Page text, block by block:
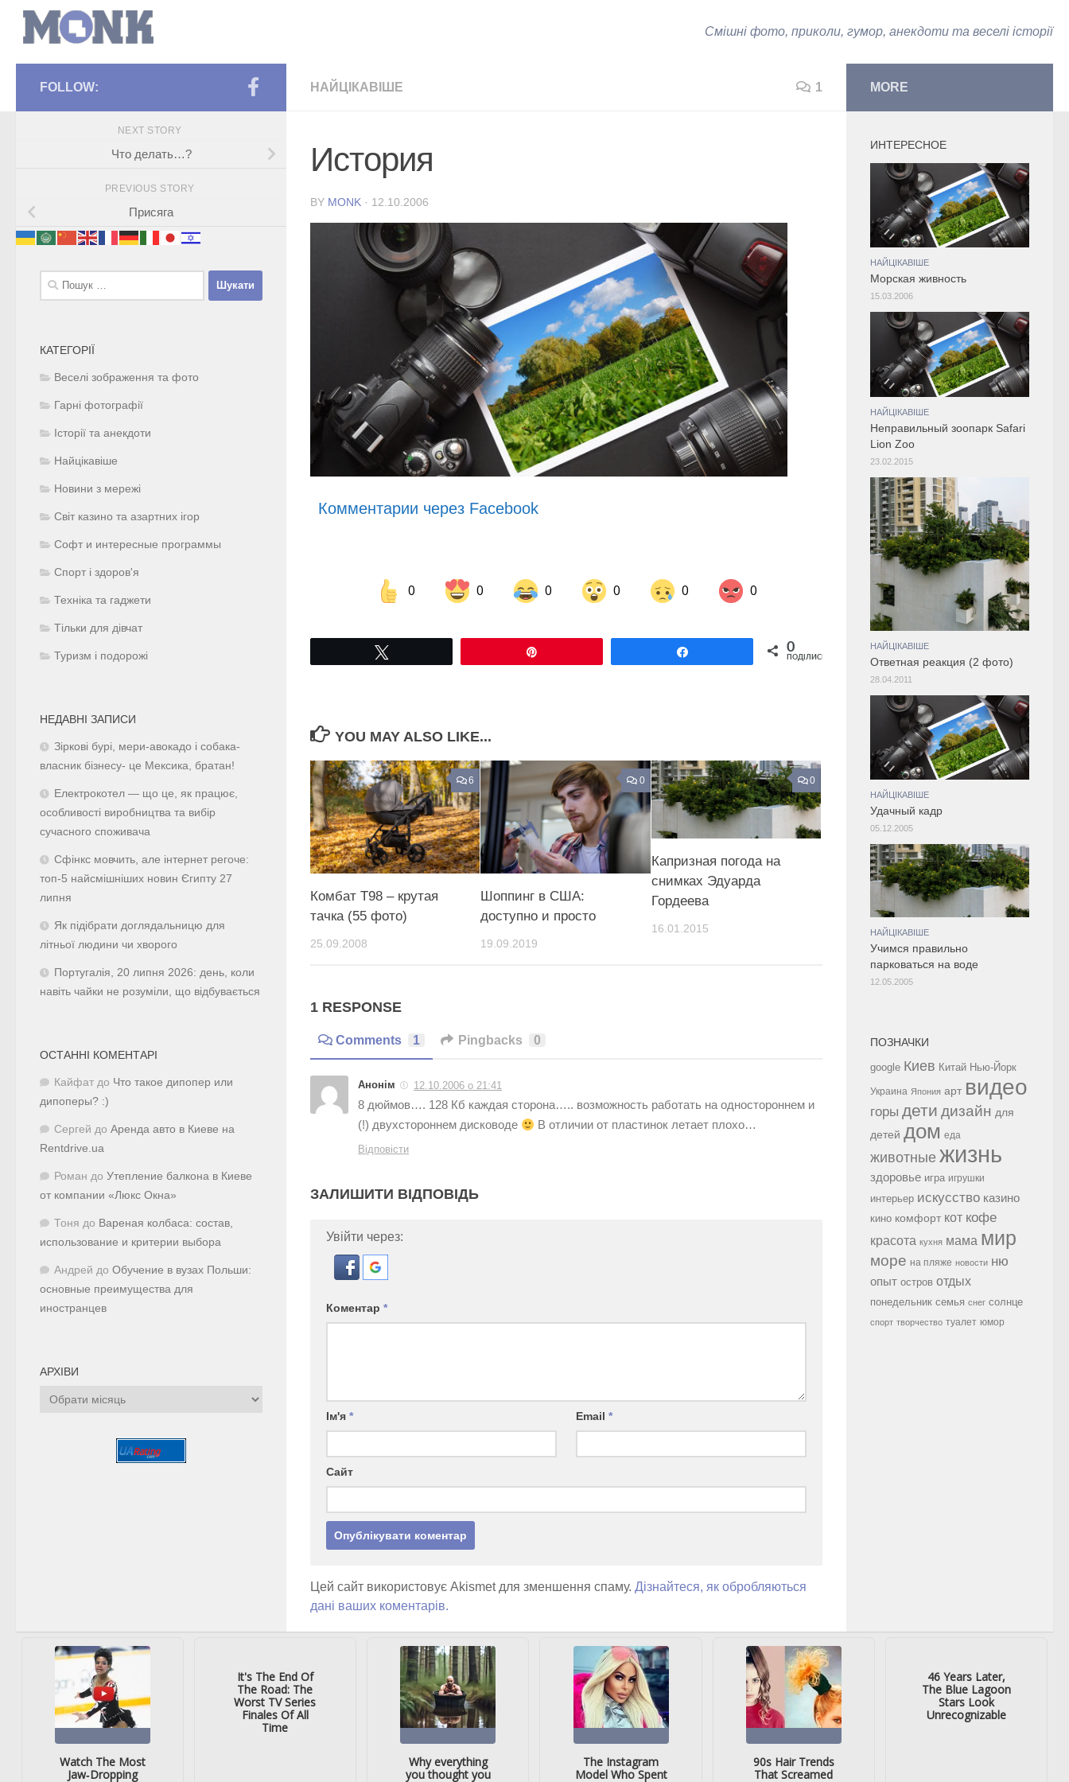
Смішні фото, приколи, гумор, анекдоти та веселі історії
НАЙЦІКАВІШЕ 1
История
BY MONK · 12.10.2006
Комментарии через Facebook
0 0 0 0 0 0
Share on Facebook Share on LinkedIn Share on Twitter 0
ПОДІЛИСЬ
YOU MAY ALSO LIKE...
6
Комбат Т98 – крутая
тачка (55 фото)
25.09.2008
0
Шоппинг в США:
доступно и просто
19.09.2019
0
Капризная погода на
снимках Эдуарда
Гордеева
16.01.2015
1 RESPONSE
Comments 1 Pingbacks 0
Анонім 12.10.2006 о 21:41
8 дюймов…. 128 Кб каждая сторона….. возможность работать на одностороннем и
(!) двухстороннем дисководе
В отличии от пластинок летает плохо…
Відповісти
ЗАЛИШИТИ ВІДПОВІДЬ
Увійти через:
Коментар *
Ім'я * Email*
Сайт
Цей сайт використовує Akismet для зменшення спаму. Дізнайтеся, як обробляються
дані ваших коментарів.
FOLLOW:
NEXT STORY
Что делать…?
PREVIOUS STORY
Присяга
Пошук:
КАТЕГОРІЇ
Веселі зображення та фото
Гарні фотографії
Історії та анекдоти
Найцікавіше
Новини з мережі
Світ казино та азартних ігор
Софт и интересные программы
Спорт і здоров'я
Техніка та гаджети
Тільки для дівчат
Туризм і подорожі
НЕДАВНІ ЗАПИСИ
Зіркові бурі, мери-авокадо і собака-
власник бізнесу- це Мексика, братан!
Електрокотел — що це, як працює,
особливості виробництва та вибір
сучасного споживача
Сфінкс мовчить, але інтернет регоче:
топ-5 найсмішніших новин Єгипту 27
липня
Як підібрати доглядальницю для
літньої людини чи хворого
Португалія, 20 липня 2026: день, коли
навіть чайки не розуміли, що відбувається
ОСТАННІ КОМЕНТАРІ
Кайфат до Что такое дипопер или
дипоперы? :)
Сергей до Аренда авто в Киеве на
Rentdrive.ua
Роман до Утепление балкона в Киеве
от компании «Люкс Окна»
Тоня до Вареная колбаса: состав,
использование и критерии выбора
Андрей до Обучение в вузах Польши:
основные преимущества для
иностранцев
АРХІВИ
Архіви
MORE
ИНТЕРЕСНОЕ
НАЙЦІКАВІШЕ
Морская живность
15.03.2006
НАЙЦІКАВІШЕ
Неправильный зоопарк Safari
Lion Zoo
23.02.2015
НАЙЦІКАВІШЕ
Ответная реакция (2 фото)
28.04.2011
НАЙЦІКАВІШЕ
Удачный кадр
05.12.2005
НАЙЦІКАВІШЕ
Учимся правильно
парковаться на воде
12.05.2005
ПОЗНАЧКИ
google Киев Китай Нью-Йорк
Украина Япония арт видео
горы дети дизайн для
детей дом еда
животные жизнь
здоровье игра игрушки
интерьер искусство казино
кино комфорт кот кофе
красота кухня мама мир
море на пляже новости ню
опыт остров отдых
понедельник семья снег солнце
спорт творчество туалет юмор